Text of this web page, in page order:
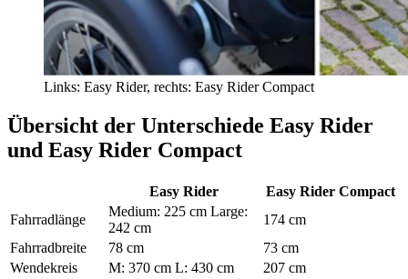
Links: Easy Rider, rechts: Easy Rider Compact
Übersicht der Unterschiede Easy Rider
und Easy Rider Compact
Easy Rider
Easy Rider Compact
Fahrradlänge
Medium: 225 cm Large:
242 cm
174 cm
Fahrradbreite
78 cm
73 cm
Wendekreis
M: 370 cm L: 430 cm
207 cm